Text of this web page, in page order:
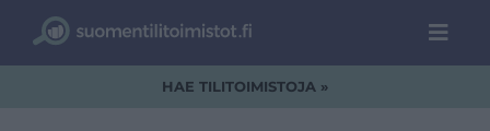
HAE TILITOIMISTOJA »